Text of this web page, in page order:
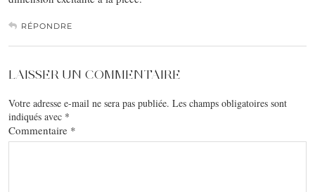
RÉPONDRE
LAISSER UN COMMENTAIRE
Votre adresse e-mail ne sera pas publiée. Les champs obligatoires sont
indiqués avec *
Commentaire *